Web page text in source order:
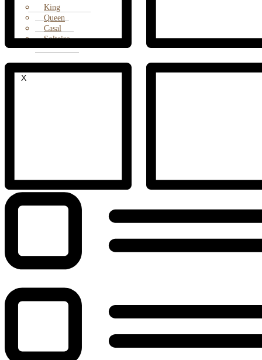
King
Queen
Casal
Solteiro
X